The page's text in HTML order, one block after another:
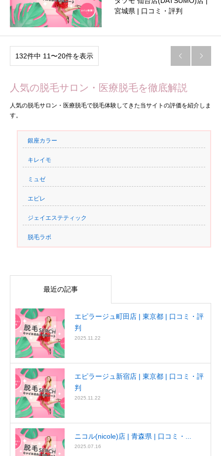
宮城県 | 口コミ・評判
132件中 11〜20件を表示  
人気の脱毛サロン・医療脱毛を徹底解説
人気の脱毛サロン・医療脱毛で脱毛体験してきた当サイトの評価を紹介しま
す。
銀座カラー
キレイモ
ミュゼ
エピレ
ジェイエステティック
脱毛ラボ
最近の記事
エピラージュ町田店 | 東京都 | 口コミ・評
判
2025.11.22
エピラージュ新宿店 | 東京都 | 口コミ・評
判
2025.11.22
ニコル(nicole)店 | 青森県 | 口コミ・...
2025.07.16